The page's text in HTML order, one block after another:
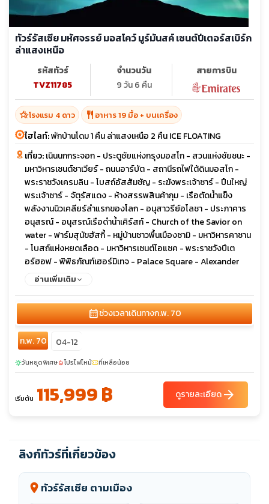
ทัวร์รัสเซีย มหัศจรรย์ มอสโคว์ มูร์มันสค์ เซนต์ปีเตอร์สเบิร์ก
ล่าแสงเหนือ
รหัสทัวร์
TVZ11785
จำนวนวัน
9 วัน 6 คืน
สายการบิน
hotel_classโรงแรม 4 ดาว restaurant อาหาร 19 มื้อ + บนเครื่อง
ไฮไลท์:พักบ้านโดม 1 คืน ล่าแสงเหนือ 2 คืน ICE FLOATING
เที่ยว:เนินนกกระจอก - ประตูชัยแห่งกรุงมอสโก - สวนแห่งชัยชนะ -
มหาวิหารเซนต์ซาเวียร์ - ถนนอาร์บัต - สถานีรถไฟใต้ดินมอสโก -
พระราชวังเครมลิน - โบสถ์อัสสัมชัญ - ระฆังพระเจ้าซาร์ - ปืนใหญ่
พระเจ้าซาร์ - จัตุรัสแดง - ห้างสรรพสินค้ากุม - เรือตัดน้ำแข็ง
พลังงานนิวเคลียร์ลำแรกของโลก - อนุสาวรีย์อโลชา - ประภาคาร
อนุสรณ์ - อนุสรณ์เรือดำน้ำเคิร์สก์ - Church of the Savior on
water - ฟาร์มสุนัขฮัสกี้ - หมู่บ้านชาวพื้นเมืองซามิ - มหาวิหารคาซาน
- โบสถ์แห่งหยดเลือด - มหาวิหารเซนต์ไอแซค - พระราชวังปีเต
อร์ฮอฟ - พิพิธภัณฑ์เฮอร์มิเทจ - Palace Square - Alexander
Column - พระราชวังแคทเธอรีน - ป้อมปีเตอร์และพอล
อ่านเพิ่มเติม
calendar_monthช่วงเวลาเดินทางก.พ. 70
ก.พ. 70 04-12
sunnyวันหยุดพิเศษlocal_fire_departmentโปรไฟไหม้confirmation_numberที่เหลือน้อย
เริ่มต้น 115,999 ฿ ดูรายละเอียดarrow_forward
ลิงก์ทัวร์ที่เกี่ยวข้อง
location_on ทัวร์รัสเซีย ตามเมือง